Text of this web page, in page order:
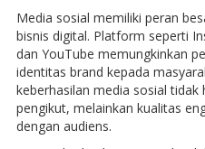
Media sosial memiliki peran
bisnis digital. Platform seperti
dan YouTube memungkinkan
identitas brand kepada
keberhasilan media sosial
pengikut, melainkan kualitas
dengan audiens.